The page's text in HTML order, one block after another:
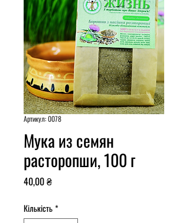
Артикул: 0078
Мука из семян
расторопши, 100 г
40,00 ₴Ціна
Кількість*